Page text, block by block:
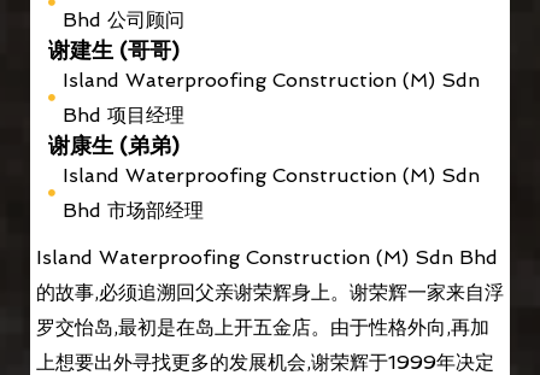
Bhd 公司顾问
谢建生 (哥哥)
Island Waterproofing Construction (M) Sdn
Bhd 项目经理
谢康生 (弟弟)
Island Waterproofing Construction (M) Sdn
Bhd 市场部经理
Island Waterproofing Construction (M) Sdn Bhd
的故事,必须追溯回父亲谢荣辉身上。谢荣辉一家来自浮
罗交怡岛,最初是在岛上开五金店。由于性格外向,再加
上想要出外寻找更多的发展机会,谢荣辉于1999年决定